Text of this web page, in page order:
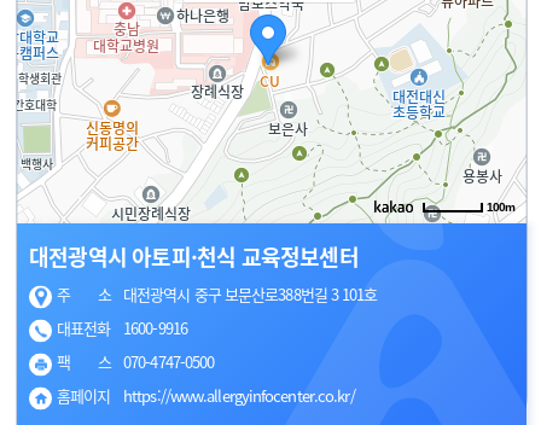
100m
대전광역시 아토피·천식 교육정보센터
주 소 대전광역시 중구 보문산로388번길 3 101호
대표전화
1600-9916
팩 스 070-4747-0500
홈페이지
https://www.allergyinfocenter.co.kr/